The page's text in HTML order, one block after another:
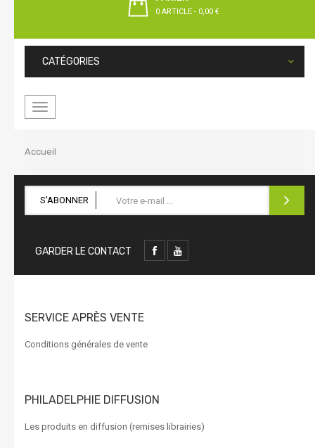
0 ARTICLE - 0,00 €
CATÉGORIES
Basculer
Accueil
S'ABONNER
GARDER LE CONTACT
SERVICE APRÈS VENTE
Conditions générales de vente
PHILADELPHIE DIFFUSION
Les produits en diffusion (remises librairies)